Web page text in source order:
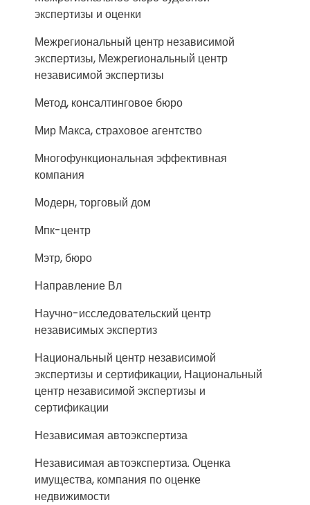
экспертизы и оценки
Межрегиональный центр независимой
экспертизы, Межрегиональный центр
независимой экспертизы
Метод, консалтинговое бюро
Мир Макса, страховое агентство
Многофункциональная эффективная
компания
Модерн, торговый дом
Мпк-центр
Мэтр, бюро
Направление Вл
Научно-исследовательский центр
независимых экспертиз
Национальный центр независимой
экспертизы и сертификации, Национальный
центр независимой экспертизы и
сертификации
Независимая автоэкспертиза
Независимая автоэкспертиза. Оценка
имущества, компания по оценке
недвижимости